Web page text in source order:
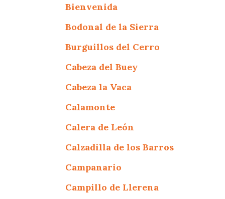
Bienvenida
Bodonal de la Sierra
Burguillos del Cerro
Cabeza del Buey
Cabeza la Vaca
Calamonte
Calera de León
Calzadilla de los Barros
Campanario
Campillo de Llerena